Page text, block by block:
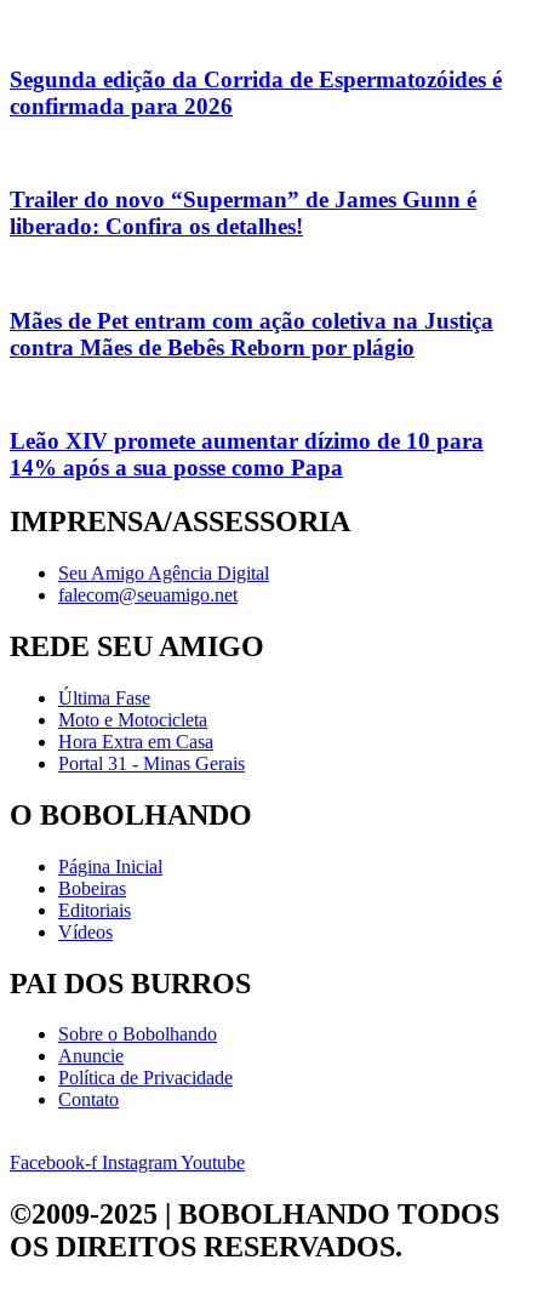
Segunda edição da Corrida de Espermatozóides é
confirmada para 2026
Trailer do novo “Superman” de James Gunn é
liberado: Confira os detalhes!
Mães de Pet entram com ação coletiva na Justiça
contra Mães de Bebês Reborn por plágio
Leão XIV promete aumentar dízimo de 10 para
14% após a sua posse como Papa
IMPRENSA/ASSESSORIA
Seu Amigo Agência Digital
falecom@seuamigo.net
REDE SEU AMIGO
Última Fase
Moto e Motocicleta
Hora Extra em Casa
Portal 31 - Minas Gerais
O BOBOLHANDO
Página Inicial
Bobeiras
Editoriais
Vídeos
PAI DOS BURROS
Sobre o Bobolhando
Anuncie
Política de Privacidade
Contato
Facebook-f InstagramYoutube
©2009-2025 | BOBOLHANDO TODOS
OS DIREITOS RESERVADOS.